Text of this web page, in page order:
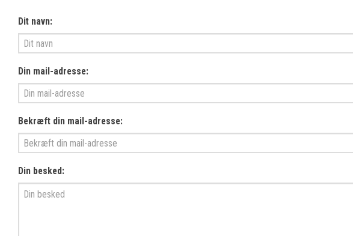
Dit navn:
Din mail-adresse:
Bekræft din mail-adresse:
Din besked: